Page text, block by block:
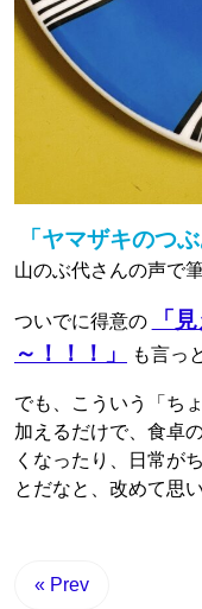
「ヤマザキのつ
山のぶ代さんの声で
ついでに得意の
「
～！！！」
も言っ
でも、こういう「ち
加えるだけで、食卓
くなったり、日常が
とだなと、改めて思
« Prev